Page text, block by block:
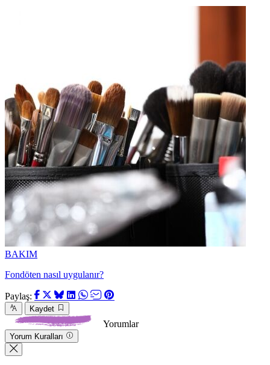
BAKIM
Fondöten nasıl uygulanır?
Paylaş:
Kaydet
Yorumlar
Yorum Kuralları